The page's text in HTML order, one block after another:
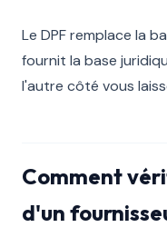
Le DPF remplace la
fournit la base
l'autre côté vous
Comment
d'un